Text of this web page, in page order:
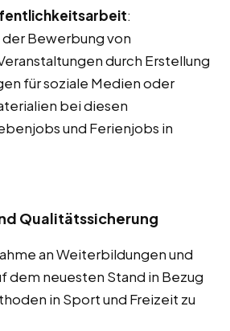
:
Bewerbung von
durch Erstellung
für soziale Medien oder
bei diesen
und Ferienjobs in
Qualitätssicherung
an Weiterbildungen und
dem neuesten Stand in Bezug
in Sport und Freizeit zu